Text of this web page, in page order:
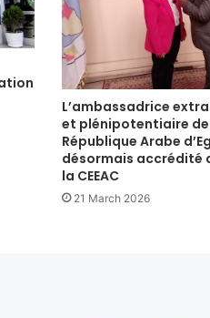
L’ambassadrice
et plénipotentiaire
République Arabe
désormais accrédité
la CEEAC
21 March 2026